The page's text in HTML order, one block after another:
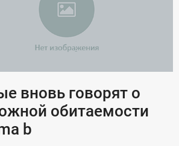
вновь говорят о
обитаемости
b